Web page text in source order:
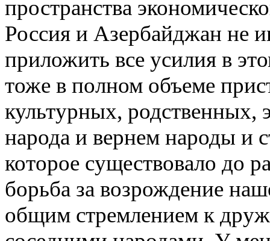
пространства
Россия и Азербайджан не
приложить все усилия в
тоже в полном объеме
культурных, родственных,
народа и вернем народы и
которое существовало до
борьба за возрождение
общим стремлением к